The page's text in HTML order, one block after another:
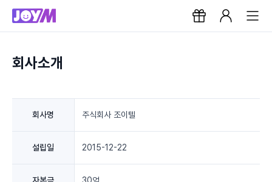
회사소개
회사명 주식회사 조이텔
설립일 2015-12-22